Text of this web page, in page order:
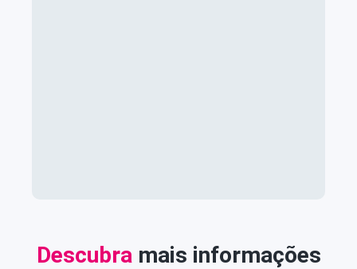
Descubra mais informações